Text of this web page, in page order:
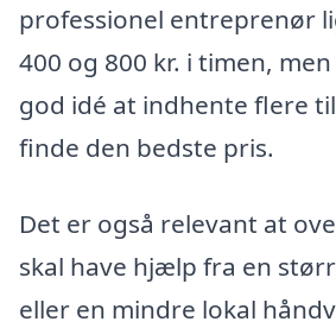
professionel entreprenør
400 og 800 kr. i timen,
god idé at indhente flere
finde den bedste pris.
Det er også relevant at
skal have hjælp fra en
eller en mindre lokal